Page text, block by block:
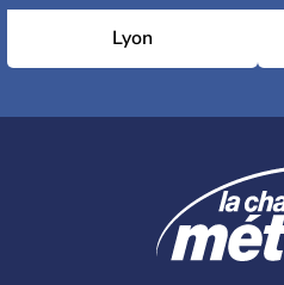
Lyon